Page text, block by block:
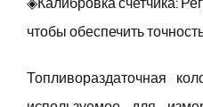
◈Калибровка счетчика:
чтобы обеспечить
Топливораздаточная